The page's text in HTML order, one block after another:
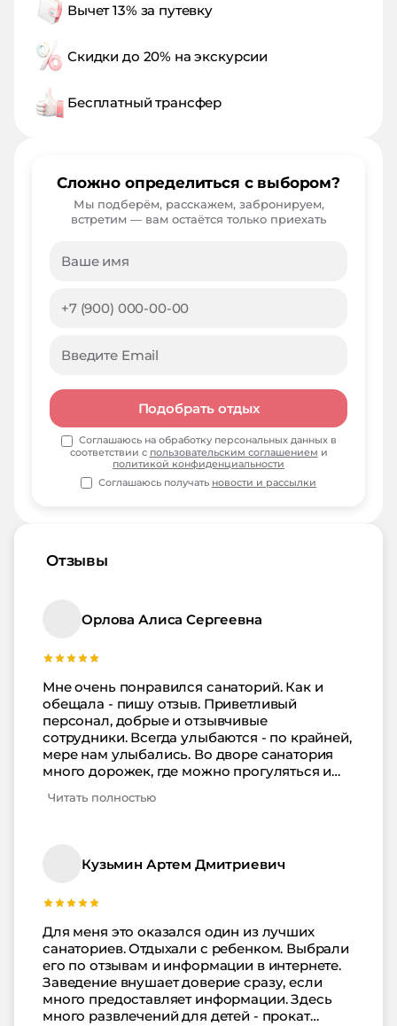
Отзывы
Орлова Алиса Сергеевна
Мне очень понравился санаторий. Как и
обещала - пишу отзыв. Приветливый
персонал, добрые и отзывчивые
сотрудники. Всегда улыбаются - по крайней,
мере нам улыбались. Во дворе санатория
много дорожек, где можно прогуляться и
праздников и игр устраивают. нашему
Номер уютный был, с теневой стороны,
потому не жарко ни разу не было. Я много
как этого мне не хватало! приедем сюда еще
раз обязательно! За отдыхом, спокойным
сном и вкуснейшими сырниками со
сметаной и вареньем. Особый привет
девочкам с кухни - Арсюша с ними большую
дружбу водил! Спасибо вам!
Читать полностью
Кузьмин Артем Дмитриевич
Для меня это оказался один из лучших
санаториев. Отдыхали с ребенком. Выбрали
его по отзывам и информации в интернете.
Заведение внушает доверие сразу, если
много предоставляет информации. Здесь
много развлечений для детей - прокат
Вычет 13% за путевку
Скидки до 20% на экскурсии
Бесплатный трансфер
Сложно определиться с выбором?
Мы подберём, расскажем, забронируем,
встретим — вам остаётся только приехать
Подобрать отдых
Соглашаюсь на обработку персональных данных в
соответствии с пользовательским соглашением и
политикой конфиденциальности
Соглашаюсь получать новости и рассылки